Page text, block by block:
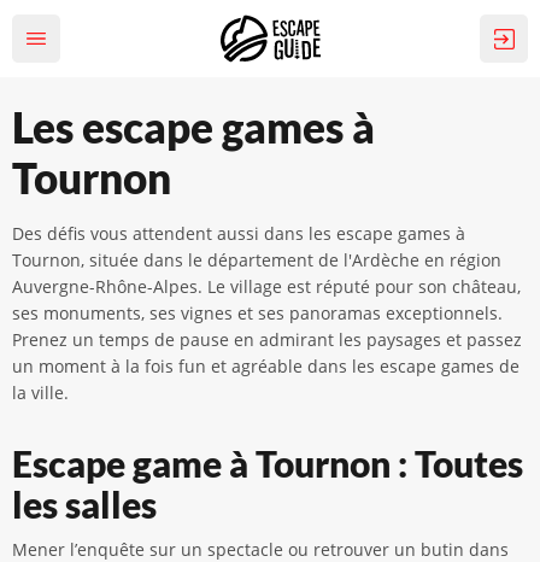
Les escape games à
Tournon
Des défis vous attendent aussi dans les escape games à
Tournon, située dans le département de l'Ardèche en région
Auvergne-Rhône-Alpes. Le village est réputé pour son château,
ses monuments, ses vignes et ses panoramas exceptionnels.
Prenez un temps de pause en admirant les paysages et passez
un moment à la fois fun et agréable dans les escape games de
la ville.
Escape game à Tournon : Toutes
les salles
Mener l’enquête sur un spectacle ou retrouver un butin dans